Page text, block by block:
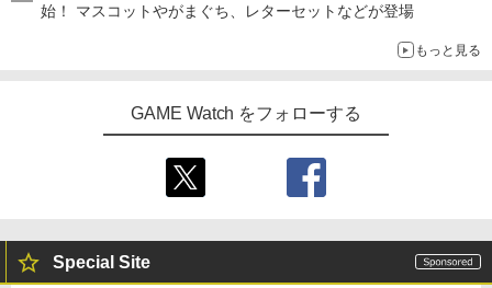
始！ マスコットやがまぐち、レターセットなどが登場
もっと見る
GAME Watch をフォローする
Special Site